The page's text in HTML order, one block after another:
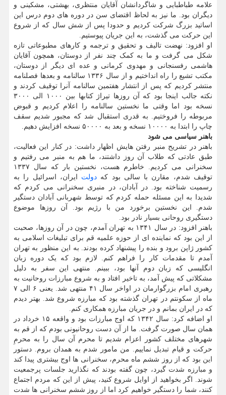
علامه طباطبایی و شاگردانشان آقایان منتظری، بهشتی، مشکینی و
دیگران بود. ما نیز به لحاظ اقتضای سن در دوره های دوم درس این
اساتید بزرگ شرکت کردیم و حدودا پس از شش سال که از شروع
این حرکت می گذشت، به این جریان پیوستیم.
او افزود: نهضت تالیف و تحقیق و ترجمه و کارهای مطبوعاتی تازه
شکل می گرفت و ما به کمک چند نفر از دوستان، همچون آقایان
هاشمی رفسنجانی و مهدوی کرمانی و عده ای دیگر از دوستان،
مکتب تشیع را راه انداختیم و از سال ۱۳۳۶ سالنامه و بعدها فصلنامه
منتشر کردیم که پس از انتشار هفتمین سالنامه آنرا توقیف کردند و
نکته جالب اینجا بود که آن روزها تیراژ کتابها بین ۱۰۰۰ الی ۳۰۰۰
نسخه بود اما وقتی ما نخستین سالنامه را اعلام کردیم و قبوض
مربوطه را فروختیم. به قدری استقبال شد که مجبور شدیم سقف
چاپ را ابتدا به ۱۰۰۰۰ نسخه و بعد به ۵۰۰۰۰ نسخه افزایش دهیم.
باهنر سیاسی می شود
باهنر در تشریح منبر رفتن هایش اظهار داشت: در کنار این فعالیت،
طبق عادتی که طلاب آن روز داشتند، ما هم به منبر می رفتیم و
سخنرانی می کردیم. خاطرم هست، نخستین بار که سال ۱۳۳۷
توقیف شدم، مقارن با سالی بود که دولت ایران، اسرائیل را به
رسمیت شناخته بود. در آبادان، در منبری سخنرانی می کردم که
شدیدا به این مسئله حمله کردم که توسط شهربانی آبادان دستگیر
شدم. این نخستین برخورد من با رژیم بود. آن روزها موضوع
دستگیری روحانی بسیار نادر بود.
باهنر افزود: در سال ۱۳۴۱ به تهران آمدم، چون در آن روزها، صحبت
از این بود که نماینده ای از حوزه علمیه قم برای تبلیغات اسلامی به
کشور ژاپن برود و بنده را پیشنهاد کرده بودند. به این منظور به تهران
آمدم تا مقدمات کار را فراهم کنم. لازم بود که یک دوره زبان
انگلیسی که زبان دوم آنها بود، ببینم. منتهی این سفر به دلیل
مشکلاتی که پیش آمد، به تاخیر افتاد و به شروع مبارزات روحانیت به
رهبری امام بزرگوارمان در اواخر سال ۴۱ منتهی شد. یعنی ۶ الی ۷
ماه از سکونتم در تهران گذشته بود که مبارزه شروع شد. بهتر دیدم
که در ایران بمانم و در جریان مبارزه همکاری کنم.
او اضافه کرد: سال ۱۳۴۲ که اوج مبارزات بود و واقعه ۱۵ خرداد در
همان سال صورت گرفت. ما از آن دست روحانیونی بودم که از قم به
شهرهای مختلف کشور اعزام شدیم تا محرم آن سال را به محرمِ
حرکت و قیام تبدیل نماییم. من مامور شدم به همدان بروم. دستور
این بود که از روز ششم ماه محرم، سخنرانی ها اوج بیشتری پیدا کند
و مبارزه شدت گیرد، چون گفته بودند که نگذارید جلسات پرجمعیت
شوند. اگر بخواهید از اوایل شروع کنید، پیش از این که مردم اجتماع
کنند، شما را دستگیر خواهیم کرد اما از روز ششم سخنرانی ها شدت